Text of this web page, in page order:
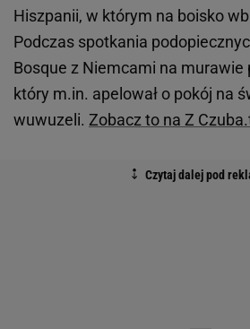
Hiszpanii, w którym na boisko
Podczas spotkania
Bosque z Niemcami na murawie
który m.in. apelował o pokój na
wuwuzeli. Zobacz to na Z